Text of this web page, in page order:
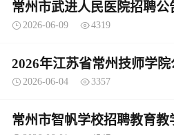
常州市武进人民医院招聘公
2026-06-09 4319
2026年江苏省常州技师学
2026-06-04 3357
常州市智帆学校招聘教育教